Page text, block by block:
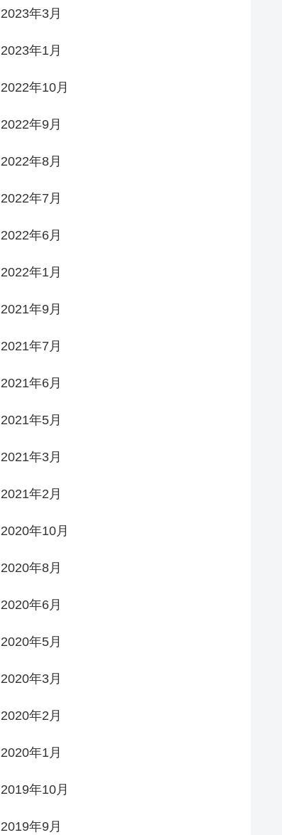
2023年3月
2023年1月
2022年10月
2022年9月
2022年8月
2022年7月
2022年6月
2022年1月
2021年9月
2021年7月
2021年6月
2021年5月
2021年3月
2021年2月
2020年10月
2020年8月
2020年6月
2020年5月
2020年3月
2020年2月
2020年1月
2019年10月
2019年9月